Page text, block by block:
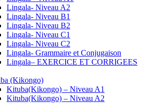
Lingala- Niveau A2
Lingala- Niveau B1
Lingala- Niveau B2
Lingala- Niveau C1
Lingala- Niveau C2
Lingala- Grammaire et Conjugaison
Lingala– EXERCICE ET CORRIGEES
(Kikongo)
Kituba(Kikongo) – Niveau A1
Kituba(Kikongo) – Niveau A2